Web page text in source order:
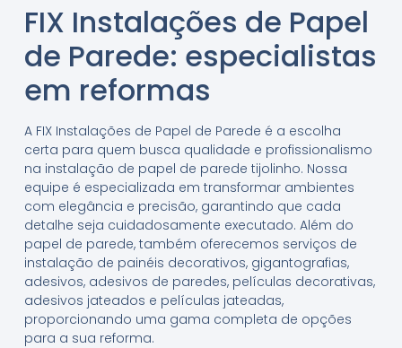
FIX Instalações de Papel
de Parede: especialistas
em reformas
A FIX Instalações de Papel de Parede é a escolha
certa para quem busca qualidade e profissionalismo
na instalação de papel de parede tijolinho. Nossa
equipe é especializada em transformar ambientes
com elegância e precisão, garantindo que cada
detalhe seja cuidadosamente executado. Além do
papel de parede, também oferecemos serviços de
instalação de painéis decorativos, gigantografias,
adesivos, adesivos de paredes, películas decorativas,
adesivos jateados e películas jateadas,
proporcionando uma gama completa de opções
para a sua reforma.